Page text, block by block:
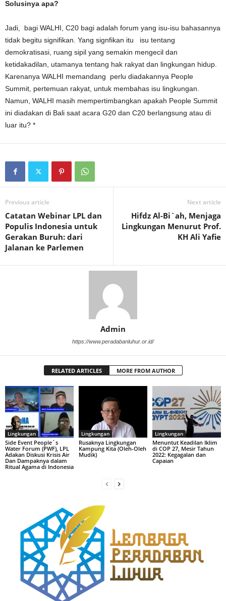
Solusinya apa?
Jadi, bagi WALHI, C20 bagi adalah forum yang isu-isu bahasannya
tidak begitu signifikan. Yang signfikan itu isu tentang
demokratisasi, ruang sipil yang semakin mengecil dan
ketidakadilan, utamanya tentang hak rakyat dan lingkungan hidup.
Karenanya WALHI memandang perlu diadakannya People
Summit, pertemuan rakyat, untuk membahas isu lingkungan.
Namun, WALHI masih mempertimbangkan apakah People Summit
ini diadakan di Bali saat acara G20 dan C20 berlangsung atau di
luar itu? *
Previous article
Catatan Webinar LPL dan
Populis Indonesia untuk
Gerakan Buruh: dari
Jalanan ke Parlemen
Next article
Hifdz Al-Bi`ah, Menjaga
Lingkungan Menurut Prof.
KH Ali Yafie
Admin
https://www.peradabanluhur.or.id/
RELATED ARTICLES MORE FROM AUTHOR
Lingkungan
Side Event People`s
Water Forum (PWF), LPL
Adakan Diskusi Krisis Air
Dan Dampaknya dalam
Ritual Agama di Indonesia
Lingkungan
Rusaknya Lingkungan
Kampung Kita (Oleh-Oleh
Mudik)
Lingkungan
Menuntut Keadilan Iklim
di COP 27, Mesir Tahun
2022: Kegagalan dan
Capaian